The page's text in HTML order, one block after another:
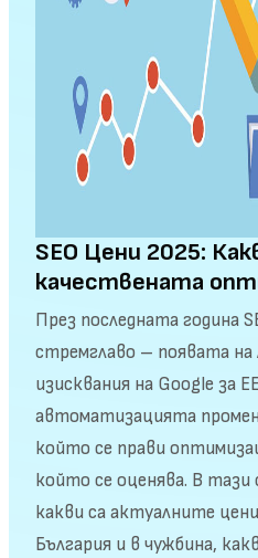
SEO Цени 2025:
качествената
През последната година
стремглаво – появата
изисквания на Google за
автоматизацията
който се прави
който се оценява. В
какви са актуалните
България и в чужбина,